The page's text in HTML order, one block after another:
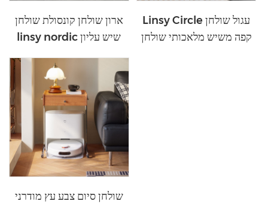
ארון שולחן קונסולת שולחן
linsy nordic שיש עליון
Linsy Circle עגול שולחן
קפה משיש מלאכותי שולחן
שולחן סיום צבע עץ מודרני